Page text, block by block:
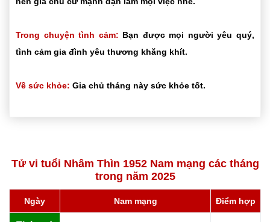
Trong chuyện tình cảm: Bạn được mọi người yêu quý,
tình cảm gia đình yêu thương khăng khít.
Về sức khỏe: Gia chủ tháng này sức khỏe tốt.
Tử vi tuổi Nhâm Thìn 1952 Nam mạng các tháng
trong năm 2025
Ngày Nam mạng Điểm hợp